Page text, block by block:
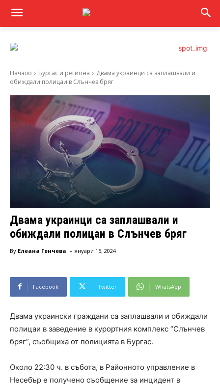
Начало Бургас и региона
Двама украинци са заплашвали и
обиждали полицаи в Слънчев бряг
Двама украинци са заплашвали и
обиждали полицаи в Слънчев бряг
By Елеана Генчева - януари 15, 2024
Facebook Twitter WhatsApp
Двама украински граждани са заплашвали и обиждали
полицаи в заведение в курортния комплекс “Слънчев
бряг”, съобщиха от полицията в Бургас.
Около 22:30 ч. в събота, в Районното управление в
Несебър е получено съобщение за инцидент в